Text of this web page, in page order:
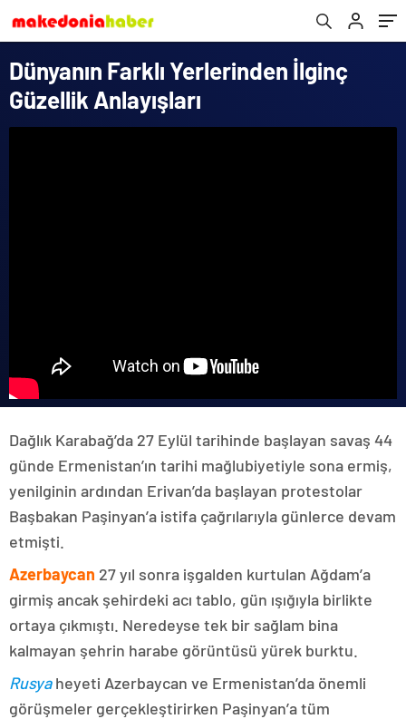
Dünyanın Farklı Yerlerinden İlginç
Güzellik Anlayışları
Dağlık Karabağ’da 27 Eylül tarihinde başlayan savaş 44
günde Ermenistan’ın tarihi mağlubiyetiyle sona ermiş,
yenilginin ardından Erivan’da başlayan protestolar
Başbakan Paşinyan’a istifa çağrılarıyla günlerce devam
etmişti.
Azerbaycan 27 yıl sonra işgalden kurtulan Ağdam’a
girmiş ancak şehirdeki acı tablo, gün ışığıyla birlikte
ortaya çıkmıştı. Neredeyse tek bir sağlam bina
kalmayan şehrin harabe görüntüsü yürek burktu.
Rusyaheyeti Azerbaycan ve Ermenistan’da önemli
görüşmeler gerçekleştirirken Paşinyan’a tüm